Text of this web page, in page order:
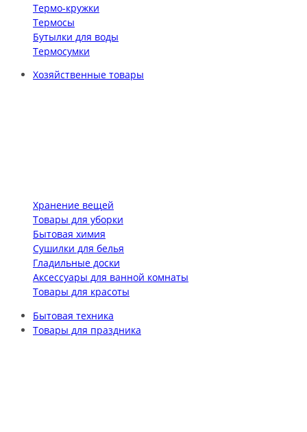
Термо-кружки
Термосы
Бутылки для воды
Термосумки
Хозяйственные товары
Хранение вещей
Товары для уборки
Бытовая химия
Сушилки для белья
Гладильные доски
Аксессуары для ванной комнаты
Товары для красоты
Бытовая техника
Товары для праздника